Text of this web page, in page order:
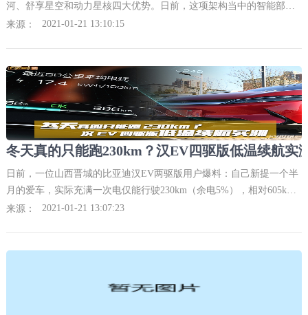
河、舒享星空和动力星核四大优势。日前，这项架构当中的智能部
分，出现了一个更为强大的大脑——4.0雄狮智云系统。该系统将在全
来源： 2021-01-21 13:10:15
冬天真的只能跑230km？汉EV四驱版低温续航实
日前，一位山西晋城的比亚迪汉EV两驱版用户爆料：自己新提一个半
月的爱车，实际充满一次电仅能行驶230km（余电5%），相对605km
的官方NEDC数据，近乎打了四折。不可否认，北方冬季的低温天气，
来源： 2021-01-21 13:07:23